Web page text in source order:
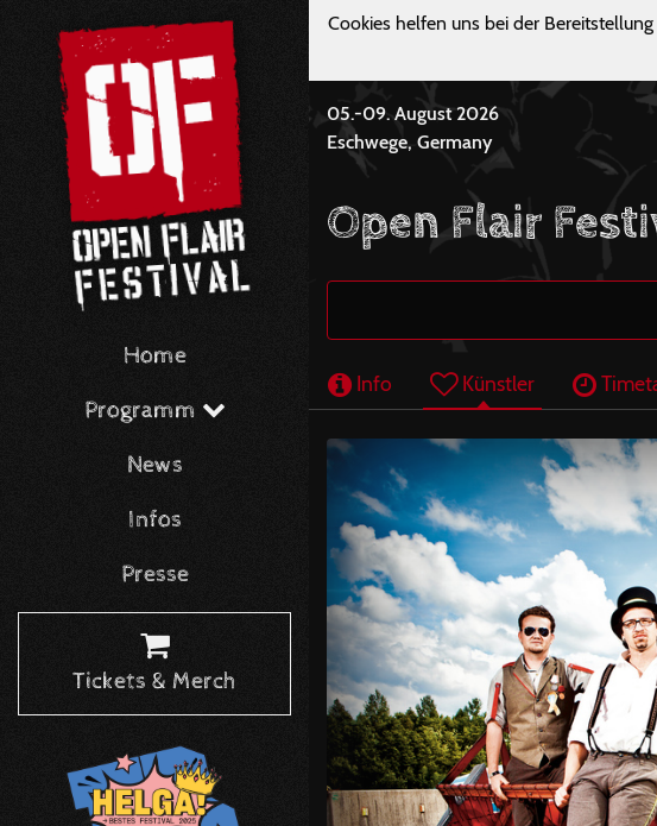
Home
Programm
News
Infos
Presse
Tickets & Merch
Cookies helfen uns bei der
05.-09. August 2026
Eschwege, Germany
Open Flair
Info Künstler